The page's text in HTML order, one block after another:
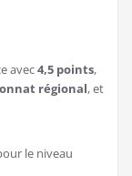
avec4,5 points,
régional, et
le niveau